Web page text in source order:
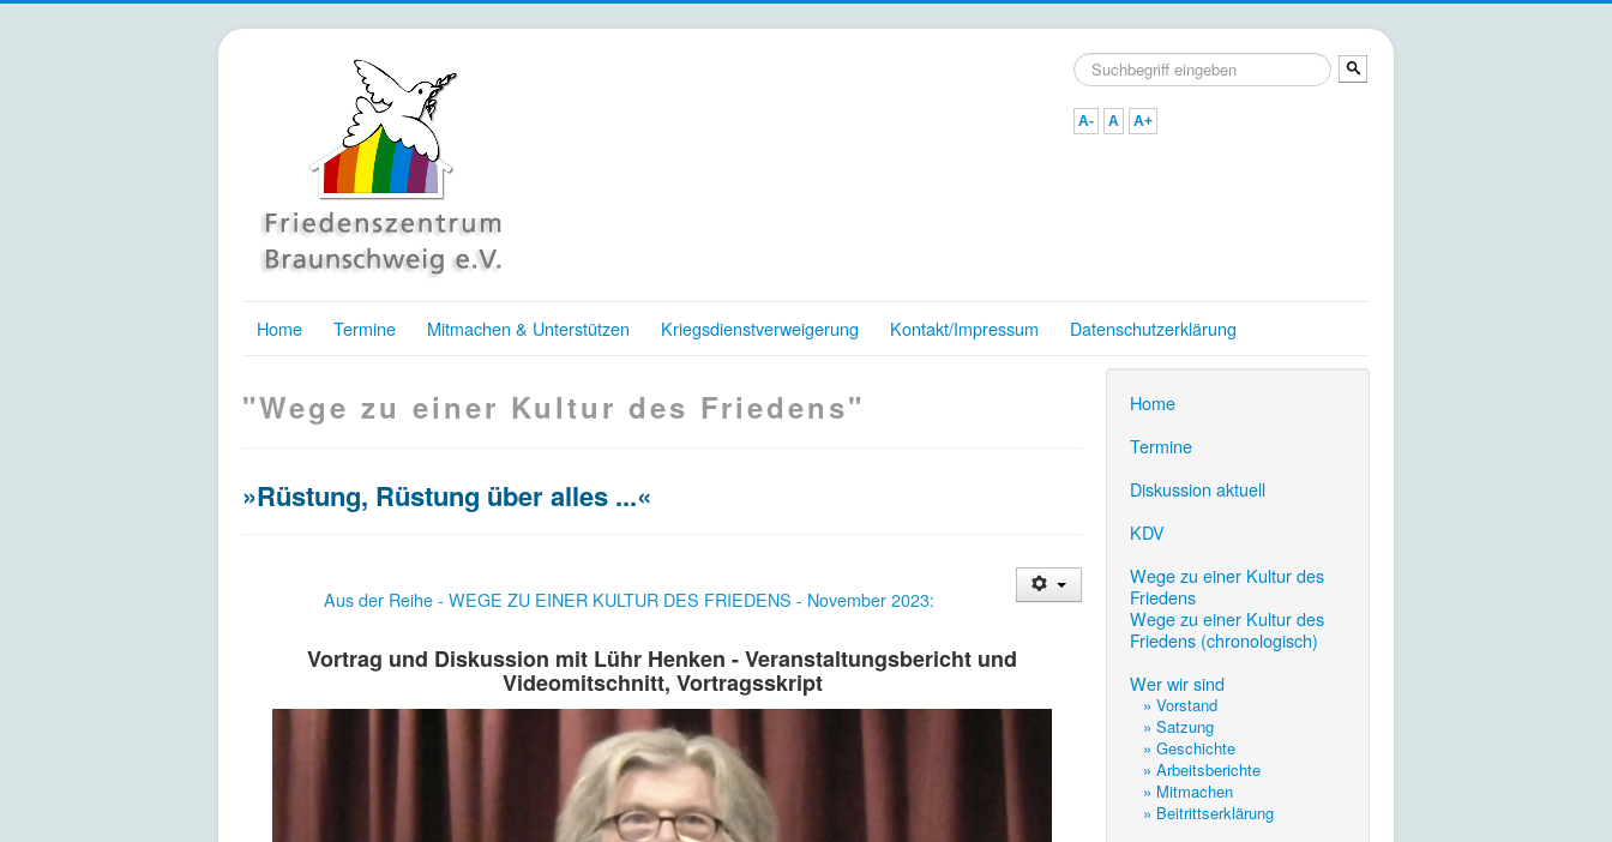
Suchen
...
A- A A+
Home Termine Mitmachen & Unterstützen Kriegsdienstverweigerung Kontakt/Impressum Datenschutzerklärung
"Wege zu einer Kultur des Friedens"
»Rüstung, Rüstung über alles ...«
Aus der Reihe - WEGE ZU EINER KULTUR DES FRIEDENS - November 2023:
Vortrag und Diskussion mit Lühr Henken - Veranstaltungsbericht und
Videomitschnitt, Vortragsskript
Home
Termine
Diskussion aktuell
KDV
Wege zu einer Kultur des
Friedens
Wege zu einer Kultur des
Friedens (chronologisch)
Wer wir sind
» Vorstand
» Satzung
» Geschichte
» Arbeitsberichte
» Mitmachen
» Beitrittserklärung